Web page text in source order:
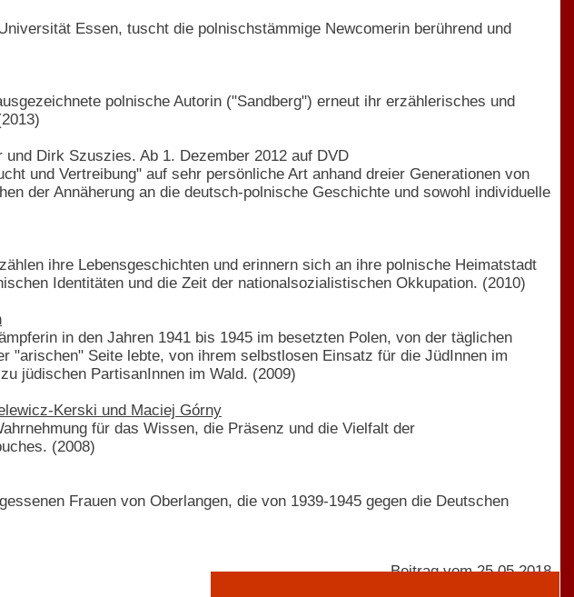
Essen, tuscht die polnischstämmige Newcomerin berührend und
polnische Autorin ("Sandberg") erneut ihr erzählerisches und
Dirk Szuszies. Ab 1. Dezember 2012 auf DVD
und Vertreibung" auf sehr persönliche Art anhand dreier Generationen von
der Annäherung an die deutsch-polnische Geschichte und sowohl individuelle
ihre Lebensgeschichten und erinnern sich an ihre polnische Heimatstadt
Identitäten und die Zeit der nationalsozialistischen Okkupation. (2010)
in den Jahren 1941 bis 1945 im besetzten Polen, von der täglichen
"arischen" Seite lebte, von ihrem selbstlosen Einsatz für die JüdInnen im
jüdischen PartisanInnen im Wald. (2009)
Kerski und Maciej Górny
für das Wissen, die Präsenz und die Vielfalt der
(2008)
Frauen von Oberlangen, die von 1939-1945 gegen die Deutschen
Beitrag vom 25.05.2018